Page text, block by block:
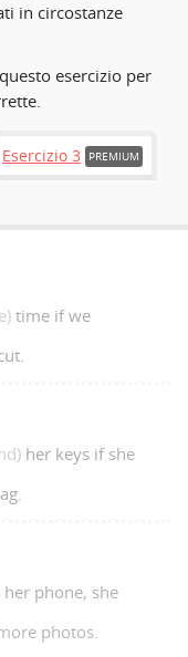
in circostanze
esercizio per
Esercizio 3 PREMIUM
time if we
her keys if she
her phone, she
photos.